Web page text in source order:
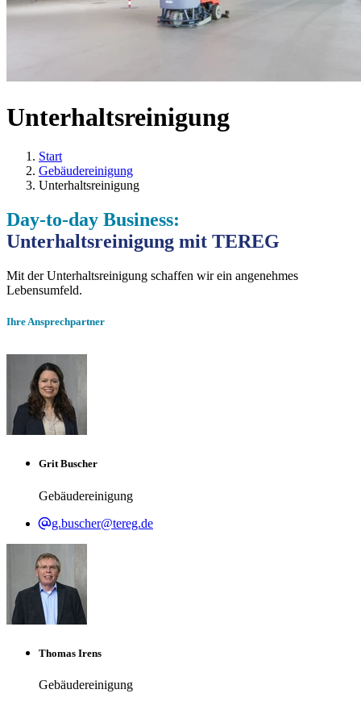
Unterhaltsreinigung
Start
Gebäudereinigung
Unterhaltsreinigung
Day-to-day Business:
Unterhaltsreinigung mit TEREG
Mit der Unterhaltsreinigung schaffen wir ein angenehmes
Lebensumfeld.
Ihre Ansprechpartner
Grit Buscher
Gebäudereinigung
g.buscher@tereg.de
Thomas Irens
Gebäudereinigung